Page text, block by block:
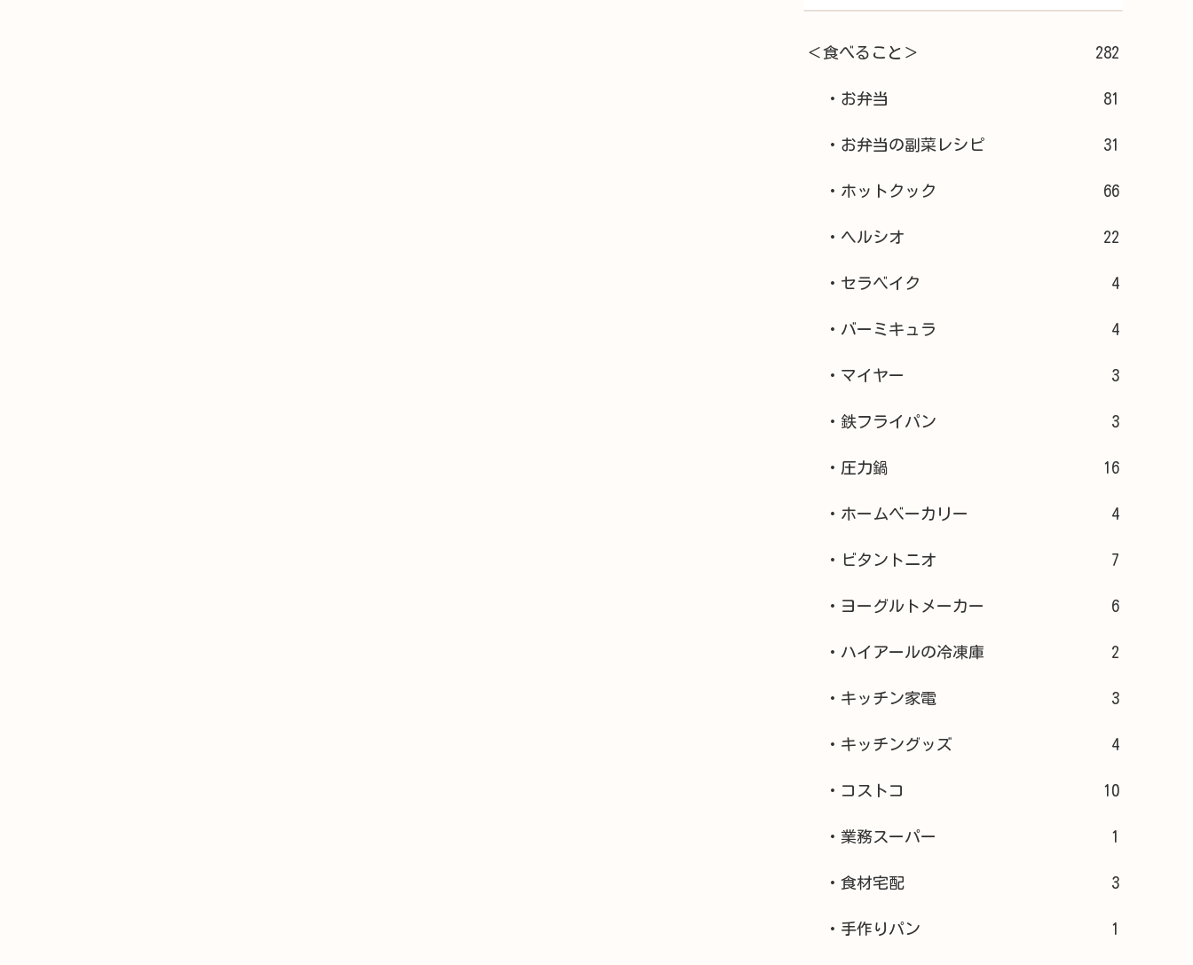
＜食べること＞ 282
・お弁当 81
・お弁当の副菜レシピ 31
・ホットクック 66
・ヘルシオ 22
・セラベイク 4
・バーミキュラ 4
・マイヤー 3
・鉄フライパン 3
・圧力鍋 16
・ホームベーカリー 4
・ビタントニオ 7
・ヨーグルトメーカー 6
・ハイアールの冷凍庫 2
・キッチン家電 3
・キッチングッズ 4
・コストコ 10
・業務スーパー 1
・食材宅配 3
・手作りパン 1